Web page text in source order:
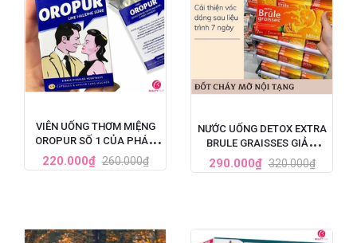
VIÊN UỐNG THƠM MIỆNG
OROPUR SỐ 1 CỦA PHÁP,
ĐẶC TRỊ HÔI MIỆNG
220.000₫ 260.000₫
NƯỚC UỐNG DETOX EXTRA
BRULE GRAISSES GIẢM
CÂN VÀ GIẢM MỠ NỘI
TẠNG CỦA PHÁP - 7 ỐNG X
290.000₫ 320.000₫